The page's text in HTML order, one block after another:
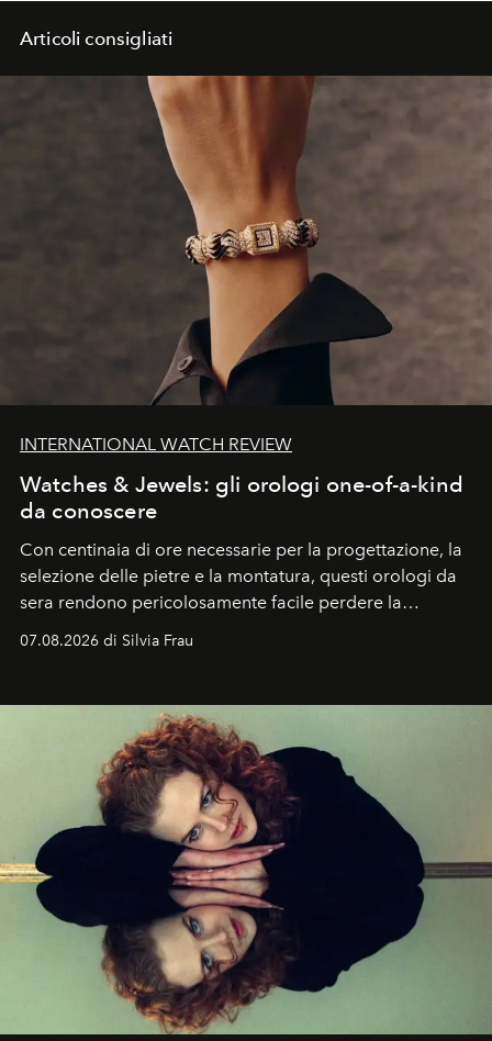
Articoli consigliati
INTERNATIONAL WATCH REVIEW
Watches & Jewels: gli orologi one-of-a-kind
da conoscere
Con centinaia di ore necessarie per la progettazione, la
selezione delle pietre e la montatura, questi orologi da
sera rendono pericolosamente facile perdere la
cognizione del tempo. Ma con quadranti così
07.08.2026 di Silvia Frau